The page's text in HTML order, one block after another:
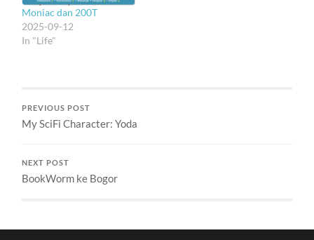
Moniac dan 200T
2025-09-12
In "Life"
PREVIOUS POST
My SciFi Character: Yoda
NEXT POST
BookWorm ke Bogor